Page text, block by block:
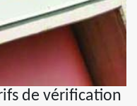
de vérification